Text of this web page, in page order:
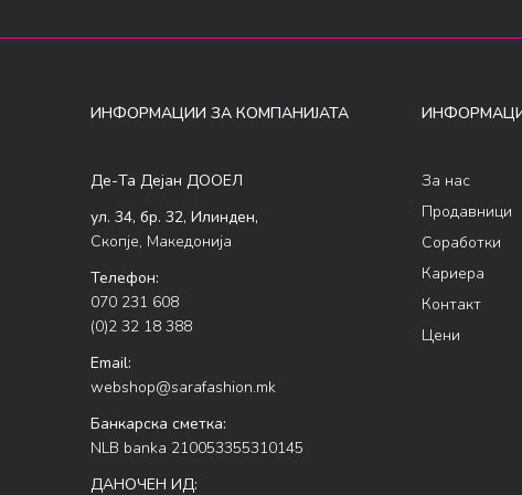
ИНФОРМАЦИИ ЗА КОМПАНИЈАТА
Де-Та Дејан ДООЕЛ
ул. 34, бр. 32, Илинден,
Скопје, Македонија
Телефон:
070 231 608
(0)2 32 18 388
Email:
webshop@sarafashion.mk
Банкарска сметка:
NLB banka 210053355310145
ДАНОЧЕН ИД:
За нас
Продавници
Соработки
Кариера
Контакт
Цени